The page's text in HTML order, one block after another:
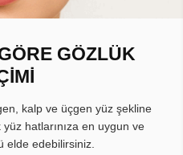
GÖZLÜK
kalp ve üçgen yüz şekline
hatlarınıza en uygun ve
elde edebilirsiniz.